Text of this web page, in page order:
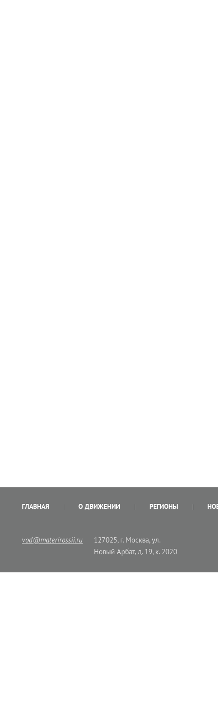
ГЛАВНАЯ О ДВИЖЕНИИ РЕГИОНЫ
vod@materirossii.ru
127025, г. Москва, ул.
Новый Арбат, д. 19, к. 2020